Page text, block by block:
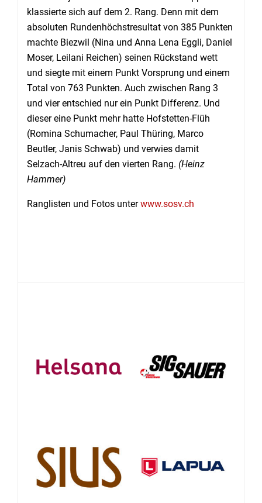
klassierte sich auf dem 2. Rang. Denn mit dem
absoluten Rundenhöchstresultat von 385 Punkten
machte Biezwil (Nina und Anna Lena Eggli, Daniel
Moser, Leilani Reichen) seinen Rückstand wett
und siegte mit einem Punkt Vorsprung und einem
Total von 763 Punkten. Auch zwischen Rang 3
und vier entschied nur ein Punkt Differenz. Und
dieser eine Punkt mehr hatte Hofstetten-Flüh
(Romina Schumacher, Paul Thüring, Marco
Beutler, Janis Schwab) und verwies damit
Selzach-Altreu auf den vierten Rang. (Heinz
Hammer)
Ranglisten und Fotos unterwww.sosv.ch